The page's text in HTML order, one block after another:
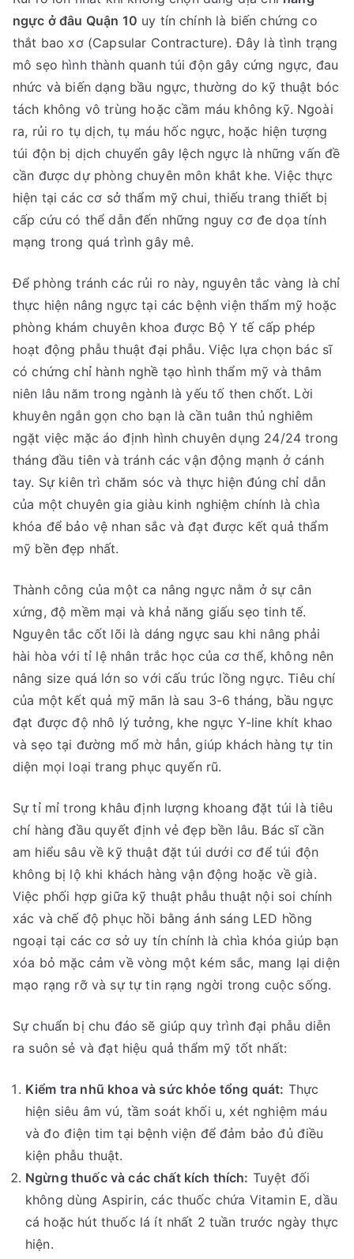
ngực ở đâu Quận 10 uy tín chính là biến chứng co
thắt bao xơ (Capsular Contracture). Đây là tình trạng
mô sẹo hình thành quanh túi độn gây cứng ngực, đau
nhức và biến dạng bầu ngực, thường do kỹ thuật bóc
tách không vô trùng hoặc cầm máu không kỹ. Ngoài
ra, rủi ro tụ dịch, tụ máu hốc ngực, hoặc hiện tượng
túi độn bị dịch chuyển gây lệch ngực là những vấn đề
cần được dự phòng chuyên môn khắt khe. Việc thực
hiện tại các cơ sở thẩm mỹ chui, thiếu trang thiết bị
cấp cứu có thể dẫn đến những nguy cơ đe dọa tính
mạng trong quá trình gây mê.
Để phòng tránh các rủi ro này, nguyên tắc vàng là chỉ
thực hiện nâng ngực tại các bệnh viện thẩm mỹ hoặc
phòng khám chuyên khoa được Bộ Y tế cấp phép
hoạt động phẫu thuật đại phẫu. Việc lựa chọn bác sĩ
có chứng chỉ hành nghề tạo hình thẩm mỹ và thâm
niên lâu năm trong ngành là yếu tố then chốt. Lời
khuyên ngắn gọn cho bạn là cần tuân thủ nghiêm
ngặt việc mặc áo định hình chuyên dụng 24/24 trong
tháng đầu tiên và tránh các vận động mạnh ở cánh
tay. Sự kiên trì chăm sóc và thực hiện đúng chỉ dẫn
của một chuyên gia giàu kinh nghiệm chính là chìa
khóa để bảo vệ nhan sắc và đạt được kết quả thẩm
mỹ bền đẹp nhất.
Thành công của một ca nâng ngực nằm ở sự cân
xứng, độ mềm mại và khả năng giấu sẹo tinh tế.
Nguyên tắc cốt lõi là dáng ngực sau khi nâng phải
hài hòa với tỉ lệ nhân trắc học của cơ thể, không nên
nâng size quá lớn so với cấu trúc lồng ngực. Tiêu chí
của một kết quả mỹ mãn là sau 3-6 tháng, bầu ngực
đạt được độ nhô lý tưởng, khe ngực Y-line khít khao
và sẹo tại đường mổ mờ hẳn, giúp khách hàng tự tin
diện mọi loại trang phục quyến rũ.
Sự tỉ mỉ trong khâu định lượng khoang đặt túi là tiêu
chí hàng đầu quyết định vẻ đẹp bền lâu. Bác sĩ cần
am hiểu sâu về kỹ thuật đặt túi dưới cơ để túi độn
không bị lộ khi khách hàng vận động hoặc về già.
Việc phối hợp giữa kỹ thuật phẫu thuật nội soi chính
xác và chế độ phục hồi bằng ánh sáng LED hồng
ngoại tại các cơ sở uy tín chính là chìa khóa giúp bạn
xóa bỏ mặc cảm về vòng một kém sắc, mang lại diện
mạo rạng rỡ và sự tự tin rạng ngời trong cuộc sống.
Sự chuẩn bị chu đáo sẽ giúp quy trình đại phẫu diễn
ra suôn sẻ và đạt hiệu quả thẩm mỹ tốt nhất:
Kiểm tra nhũ khoa và sức khỏe tổng quát: Thực
hiện siêu âm vú, tầm soát khối u, xét nghiệm máu
và đo điện tim tại bệnh viện để đảm bảo đủ điều
kiện phẫu thuật.
Ngừng thuốc và các chất kích thích: Tuyệt đối
không dùng Aspirin, các thuốc chứa Vitamin E, dầu
cá hoặc hút thuốc lá ít nhất 2 tuần trước ngày thực
hiện.